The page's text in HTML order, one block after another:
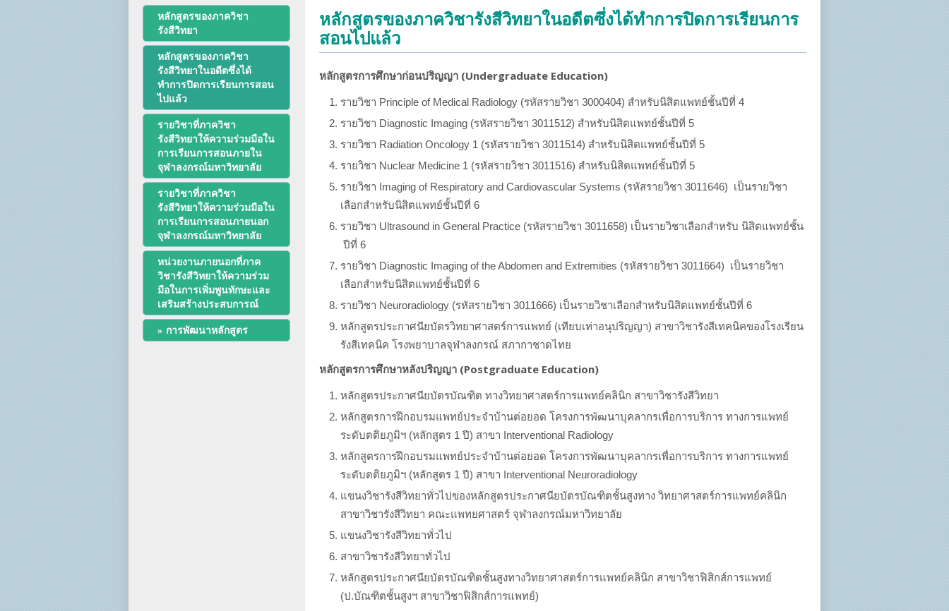
งานด้านประกันคุณภาพ QA และ HA
โครงสร้างทางกายภาพ
บุคลากรของภาควิชา/ฝ่ายรังสีวิทยา
ประวัติโรงเรียนรังสีเทคนิค (หลักสูตรนี้ได้ปิดทำการเรียนการสอนแล้ว)
ประวัตินักรังสีเทคนิค
ประวัตินักฟิสิกส์การแพทย์
ประวัติพยาบาลกับงานทางรังสีวิทยา
หลักสูตรของภาควิชา
รังสีวิทยา
หลักสูตรของภาควิชา
รังสีวิทยาในอดีตซึ่งได้
ทำการปิดการเรียนการสอน
ไปแล้ว
รายวิชาที่ภาควิชา
รังสีวิทยาให้ความร่วมมือใน
การเรียนการสอนภายใน
จุฬาลงกรณ์มหาวิทยาลัย
รายวิชาที่ภาควิชา
รังสีวิทยาให้ความร่วมมือใน
การเรียนการสอนภายนอก
จุฬาลงกรณ์มหาวิทยาลัย
หน่วยงานภายนอกที่ภาค
วิชารังสีวิทยาให้ความร่วม
มือในการเพิ่มพูนทักษะและ
เสริมสร้างประสบการณ์
การพัฒนาหลักสูตร
หลักสูตรของภาควิชารังสีวิทยาในอดีตซึ่งได้ทำการปิดการเรียนการ
สอนไปแล้ว
หลักสูตรการศึกษาก่อนปริญญา (Undergraduate Education)
รายวิชา Principle of Medical Radiology (รหัสรายวิชา 3000404) สำหรับนิสิตแพทย์ชั้นปีที่ 4
รายวิชา Diagnostic Imaging (รหัสรายวิชา 3011512) สำหรับนิสิตแพทย์ชั้นปีที่ 5
รายวิชา Radiation Oncology 1 (รหัสรายวิชา 3011514) สำหรับนิสิตแพทย์ชั้นปีที่ 5
รายวิชา Nuclear Medicine 1 (รหัสรายวิชา 3011516) สำหรับนิสิตแพทย์ชั้นปีที่ 5
รายวิชา Imaging of Respiratory and Cardiovascular Systems (รหัสรายวิชา 3011646) เป็นรายวิชา
เลือกสำหรับนิสิตแพทย์ชั้นปีที่ 6
รายวิชา Ultrasound in General Practice (รหัสรายวิชา 3011658) เป็นรายวิชาเลือกสำหรับ นิสิตแพทย์ชั้น
ปีที่ 6
รายวิชา Diagnostic Imaging of the Abdomen and Extremities (รหัสรายวิชา 3011664) เป็นรายวิชา
เลือกสำหรับนิสิตแพทย์ชั้นปีที่ 6
รายวิชา Neuroradiology (รหัสรายวิชา 3011666) เป็นรายวิชาเลือกสำหรับนิสิตแพทย์ชั้นปีที่ 6
หลักสูตรประกาศนียบัตรวิทยาศาสตร์การแพทย์ (เทียบเท่าอนุปริญญา) สาขาวิชารังสีเทคนิคของโรงเรียน
รังสีเทคนิค โรงพยาบาลจุฬาลงกรณ์ สภากาชาดไทย
หลักสูตรการศึกษาหลังปริญญา (Postgraduate Education)
หลักสูตรประกาศนียบัตรบัณฑิต ทางวิทยาศาสตร์การแพทย์คลินิก สาขาวิชารังสีวิทยา
หลักสูตรการฝึกอบรมแพทย์ประจำบ้านต่อยอด โครงการพัฒนาบุคลากรเพื่อการบริการ ทางการแพทย์
ระดับตติยภูมิฯ (หลักสูตร 1 ปี) สาขา Interventional Radiology
หลักสูตรการฝึกอบรมแพทย์ประจำบ้านต่อยอด โครงการพัฒนาบุคลากรเพื่อการบริการ ทางการแพทย์
ระดับตติยภูมิฯ (หลักสูตร 1 ปี) สาขา Interventional Neuroradiology
แขนงวิชารังสีวิทยาทั่วไปของหลักสูตรประกาศนียบัตรบัณฑิตชั้นสูงทาง วิทยาศาสตร์การแพทย์คลินิก
สาขาวิชารังสีวิทยา คณะแพทยศาสตร์ จุฬาลงกรณ์มหาวิทยาลัย
แขนงวิชารังสีวิทยาทั่วไป
สาขาวิชารังสีวิทยาทั่วไป
หลักสูตรประกาศนียบัตรบัณฑิตชั้นสูงทางวิทยาศาสตร์การแพทย์คลินิก สาขาวิชาฟิสิกส์การแพทย์
(ป.บัณฑิตชั้นสูงฯ สาขาวิชาฟิสิกส์การแพทย์)